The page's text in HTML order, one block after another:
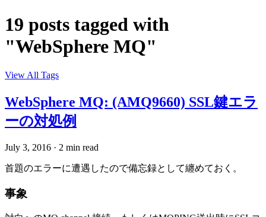
19 posts tagged with
"WebSphere MQ"
View All Tags
WebSphere MQ: (AMQ9660) SSL鍵エラ
ーの対処例
July 3, 2016 · 2 min read
首題のエラーに遭遇したので備忘録として纏めておく。
事象